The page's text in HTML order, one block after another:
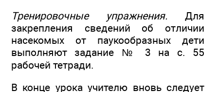
Тренировочные упражнения. Для
закрепления сведений об отличии
насекомых от паукообразных дети
выполняют задание № 3 на с. 55
рабочей тетради.
В конце урока учителю вновь следует